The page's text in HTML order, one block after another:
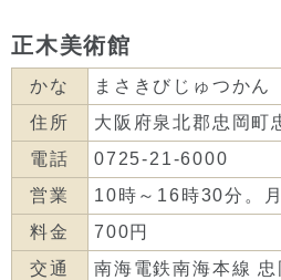
正木美術館
かな
まさきびじゅつかん
住所
大阪府泉北郡忠岡町
電話
0725-21-6000
営業
10時～16時30分。
料金
700円
交通
南海電鉄南海本線